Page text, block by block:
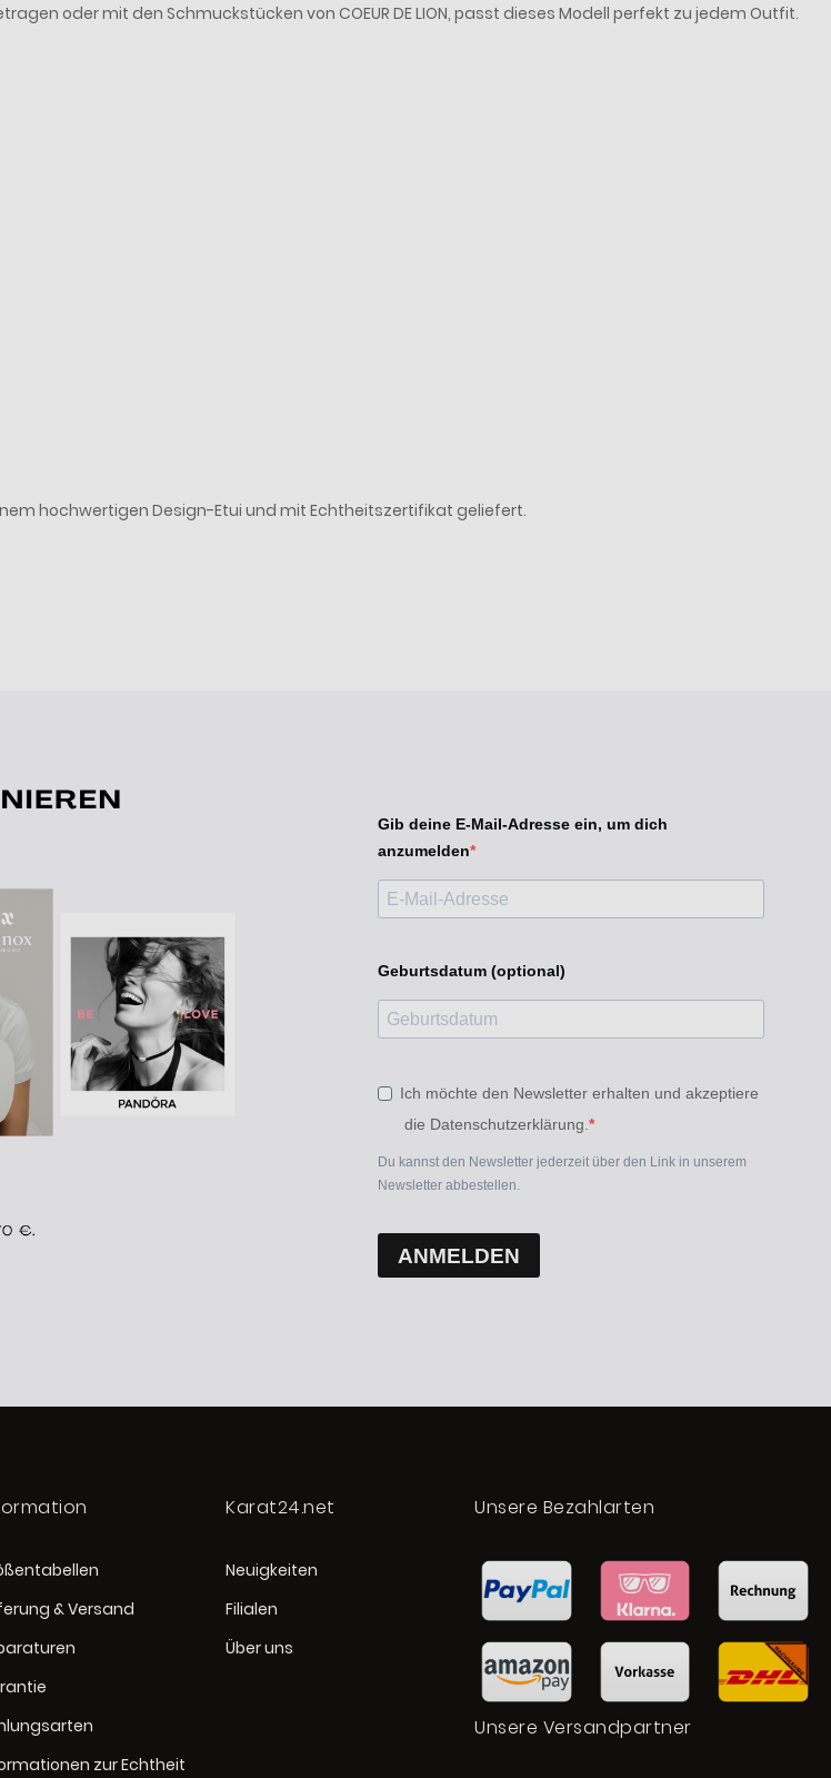
oder mit den Schmuckstücken von COEUR DE LION, passt dieses Modell perfekt zu jedem Outfit.
hochwertigen Design-Etui und mit Echtheitszertifikat geliefert.
Gib deine E-Mail-Adresse ein, um dich
anzumelden
Geburtsdatum (optional)
Ich möchte den Newsletter erhalten und akzeptiere
die Datenschutzerklärung.
Du kannst den Newsletter jederzeit über den Link in unserem
Newsletter abbestellen.
ANMELDEN
& Versand
zur Echtheit
Karat24.net
Neuigkeiten
Filialen
Über uns
Unsere Bezahlarten
Unsere Versandpartner